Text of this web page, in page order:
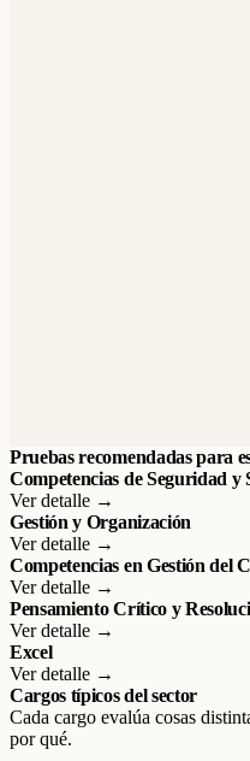
Pruebas recomendadas para
Competencias de Seguridad
Ver detalle →
Gestión y Organización
Ver detalle →
Competencias en Gestión del
Ver detalle →
Pensamiento Crítico y
Ver detalle →
Excel
Ver detalle →
Cargos típicos del sector
Cada cargo evalúa cosas
por qué.